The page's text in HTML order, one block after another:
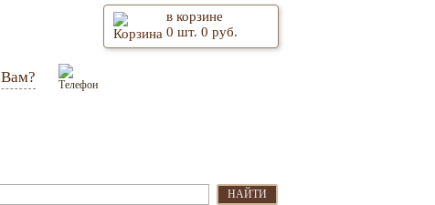
в корзине
0 шт. 0 руб.
НАЙТИ